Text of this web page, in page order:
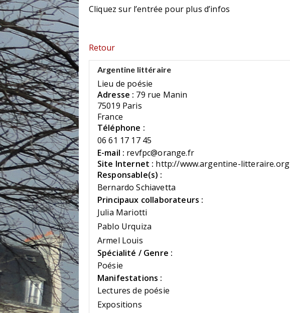
Cliquez sur l’entrée pour plus d’infos
Retour
Argentine littéraire
Lieu de poésie
Adresse : 79 rue Manin
75019 Paris
France
Téléphone :
06 61 17 17 45
E-mail : revfpc@orange.fr
Site Internet : http://www.argentine-litteraire.org
Responsable(s) :
Bernardo Schiavetta
Principaux collaborateurs :
Julia Mariotti
Pablo Urquiza
Armel Louis
Spécialité / Genre :
Poésie
Manifestations :
Lectures de poésie
Expositions